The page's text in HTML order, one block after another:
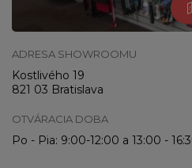
ADRESA SHOWROOMU
Kostlivého 19
821 03 Bratislava
OTVÁRACIA DOBA
Po - Pia: 9:00-12:00 a 13:00 -